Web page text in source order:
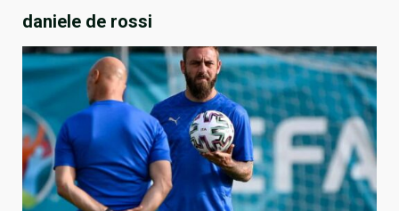
daniele de rossi